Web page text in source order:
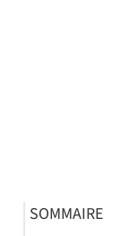
SOMMAIRE